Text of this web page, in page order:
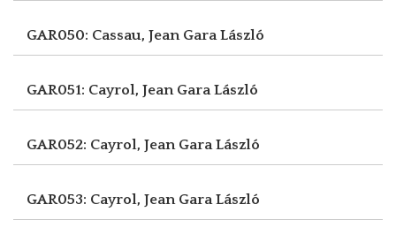
GAR050: Cassau, Jean Gara László
GAR051: Cayrol, Jean Gara László
GAR052: Cayrol, Jean Gara László
GAR053: Cayrol, Jean Gara László